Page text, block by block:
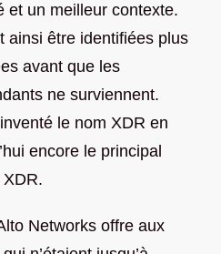
et un meilleur contexte.
ainsi être identifiées plus
avant que les
ne surviennent.
le nom XDR en
encore le principal
Networks offre aux